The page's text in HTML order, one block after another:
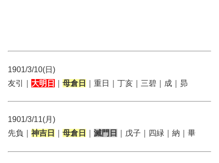
1901/3/10(日)
友引｜ 大明日 母倉日 ｜重日｜丁亥｜三碧｜成｜昴
1901/3/11(月)
先負｜ 神吉日 母倉日 滅門日 ｜戊子｜四緑｜納｜畢